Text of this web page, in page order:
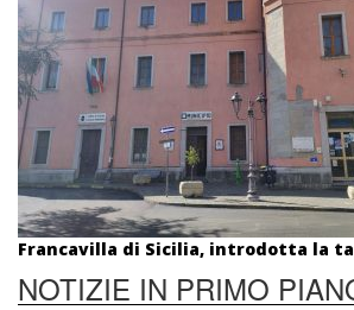
Francavilla di Sicilia, introdotta la
NOTIZIE IN PRIMO